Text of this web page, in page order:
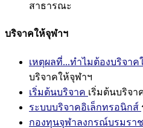
สาธารณะ
บริจาคให้จุฬาฯ
เหตุผลที่...ทำไมต้องบริจาค
บริจาคให้จุฬาฯ
เริ่มต้นบริจาค เริ่มต้นบริจา
ระบบบริจาคอิเล็กทรอนิกส์
กองทุนจุฬาลงกรณ์บรมรา